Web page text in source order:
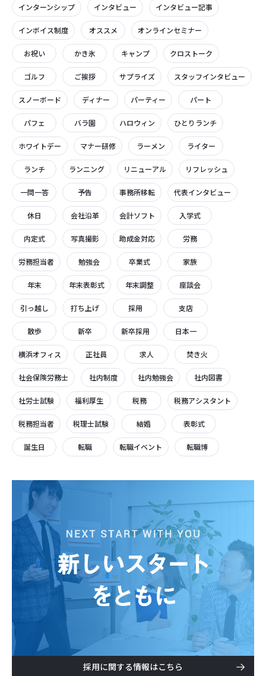
インターンシップ インタビュー インタビュー記事
インボイス制度 オススメ オンラインセミナー
お祝い かき氷 キャンプ クロストーク
ゴルフ ご挨拶 サプライズ スタッフインタビュー
スノーボード ディナー パーティー パート
パフェ バラ園 ハロウィン ひとりランチ
ホワイトデー マナー研修 ラーメン ライター
ランチ ランニング リニューアル リフレッシュ
一問一答 予告 事務所移転 代表インタビュー
休日 会社沿革 会計ソフト 入学式
内定式 写真撮影 助成金対応 労務
労務担当者 勉強会 卒業式 家族
年末 年末表彰式 年末調整 座談会
引っ越し 打ち上げ 採用 支店
散歩 新卒 新卒採用 日本一
横浜オフィス 正社員 求人 焚き火
社会保険労務士 社内制度 社内勉強会 社内図書
社労士試験 福利厚生 税務 税務アシスタント
税務担当者 税理士試験 結婚 表彰式
誕生日 転職 転職イベント 転職博
採用に関する情報はこちら